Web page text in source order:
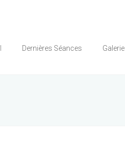
Dernières Séances Galerie